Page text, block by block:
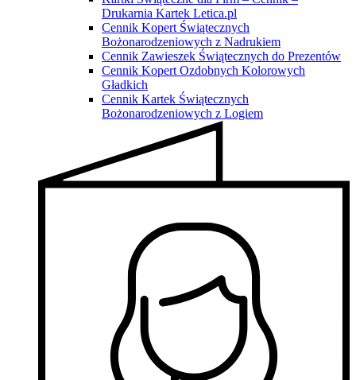
Drukarnia Kartek Letica.pl
Cennik Kopert Świątecznych
Bożonarodzeniowych z Nadrukiem
Cennik Zawieszek Świątecznych do Prezentów
Cennik Kopert Ozdobnych Kolorowych
Gładkich
Cennik Kartek Świątecznych
Bożonarodzeniowych z Logiem